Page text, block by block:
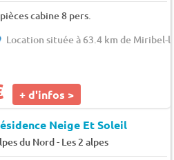
cabine 8 pers.
Location située à 63.4 km de Miribel-
+ d'infos >
Neige Et Soleil
du Nord- Les 2 alpes